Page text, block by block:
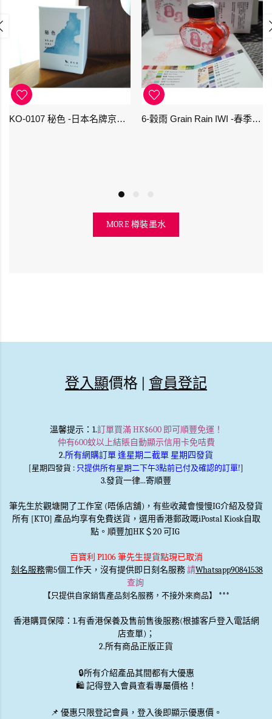
KO-0107 秘色 -日本名牌京の音樽裝鋼筆墨水 4573356130234 - 40ml 6-穀雨 Grain Rain IWI -春季-24節氣色澤鋼筆墨水
MORE 樽裝墨水
登入顯價格 | 會員登記
溫馨提示：1.訂單買滿 HK$600 即可順豐免運！
仲有600蚊以上結賬自動顯示信用卡免咭費
2.所有網購訂單 逢星期二截單 星期四發貨
[星期四發貨 : 只提供所有星期二下午3點前已付及確認的訂單!]
3.發貨一律...寄順豐
筆先生於觀塘開了工作室 (唔係店舖)，有些收藏會慢慢IG介紹及發貨
所有 [KTO] 產品均享有免費送貨，選用香港郵政嘅iPostal Kiosk自取
點。順豐加HK＄20 可IG
百寶利 P1106 筆先生提貨點現已取消
刻名服務需5個工作天，沒有提供即日刻名服務請Whatsapp90841538
查詢
【只提供自家銷售產品刻名服務，不接外來商品】 ***
香港購買保障：1.有香港保養及售前售後服務(根據客戶登入電話網
店查單)；
2.所有商品正版正貨
🔒所有介紹產品其間都有大優惠
🛍️ 記得登入會員查看專屬價格！
📌 優惠只限登記會員 ，登入後即顯示優惠價。